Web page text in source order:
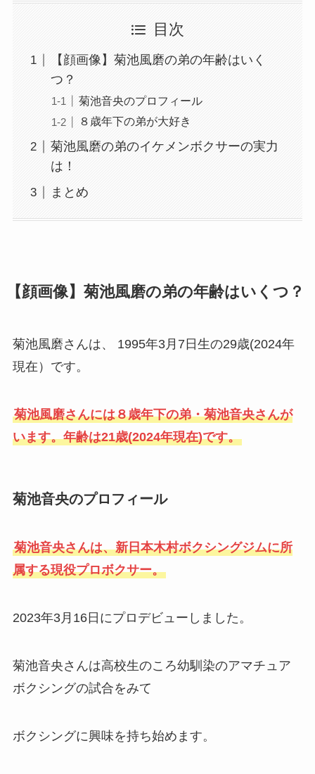
目次
【顔画像】菊池風磨の弟の年齢はいく
つ？
菊池音央のプロフィール
８歳年下の弟が大好き
菊池風磨の弟のイケメンボクサーの実力
は！
まとめ
【顔画像】菊池風磨の弟の年齢はいくつ？
菊池風磨さんは、 1995年3月7日生の29歳(2024年
現在）です。
菊池風磨さんには８歳年下の弟・菊池音央さんが
います。年齢は21歳(2024年現在)です。
菊池音央のプロフィール
菊池音央さんは、新日本木村ボクシングジムに所
属する現役プロボクサー。
2023年3月16日にプロデビューしました。
菊池音央さんは高校生のころ幼馴染のアマチュア
ボクシングの試合をみて
ボクシングに興味を持ち始めます。